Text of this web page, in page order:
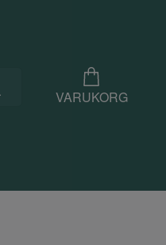
VARUKORG